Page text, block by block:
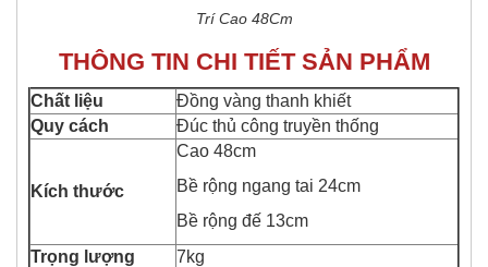
Trí Cao 48Cm
THÔNG TIN CHI TIẾT SẢN PHẨM
Chất liệu
Đồng vàng thanh khiết
Quy cách
Đúc thủ công truyền thống
Kích thước
Cao 48cm
Bề rộng ngang tai 24cm
Bề rộng đế 13cm
Trọng lượng
7kg